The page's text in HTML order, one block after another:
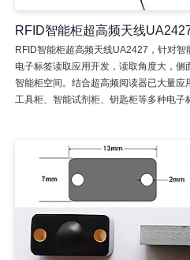
RFID智能柜超高频天线
RFID智能柜超高频天线UA2427，针对
电子标签读取应用开发，读取角度大，
智能柜空间。结合超高频阅读器已大量
工具柜、智能试剂柜、钥匙柜等多种电子